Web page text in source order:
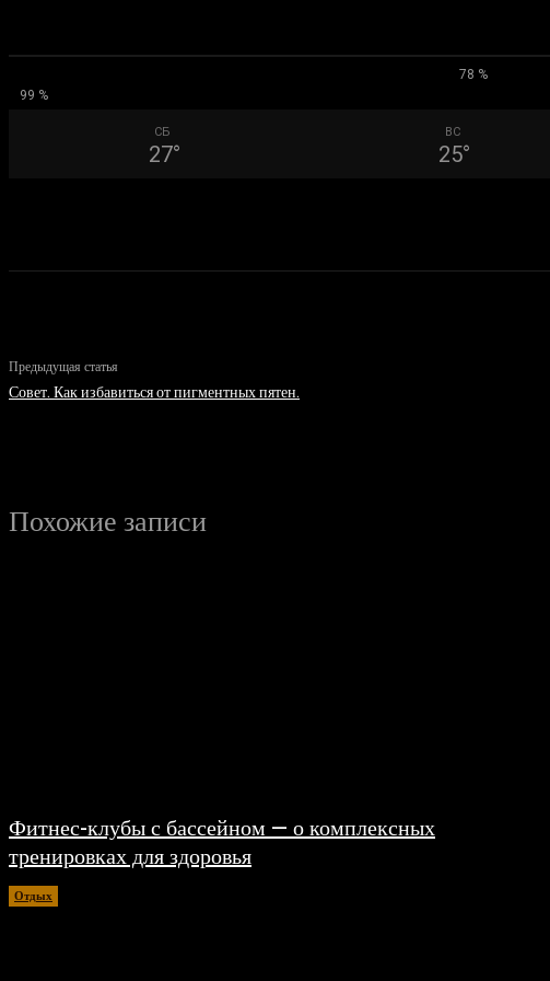
78 %
99 %
СБ
27°
ВС
25°
Предыдущая статья
Совет. Как избавиться от пигментных пятен.
Похожие записи
Фитнес-клубы с бассейном — о комплексных
тренировках для здоровья
Отдых